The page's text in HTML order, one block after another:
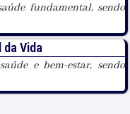
fundamental, sendo
Vida
e bem-estar, sendo